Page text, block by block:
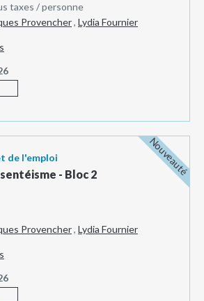
taxes / personne
Provencher, Lydia Fournier
Nouveauté
de l'emploi
- Bloc 2
Provencher, Lydia Fournier